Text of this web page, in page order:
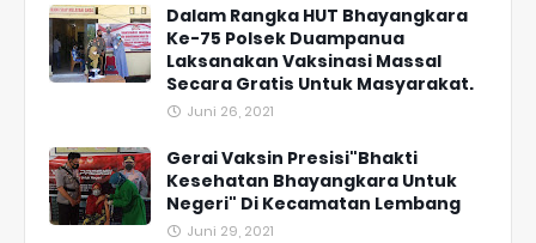
Dalam Rangka HUT Bhayangkara
Ke-75 Polsek Duampanua
Laksanakan Vaksinasi Massal
Secara Gratis Untuk Masyarakat.
Juni 26, 2021
Gerai Vaksin Presisi"Bhakti
Kesehatan Bhayangkara Untuk
Negeri" Di Kecamatan Lembang
Juni 29, 2021